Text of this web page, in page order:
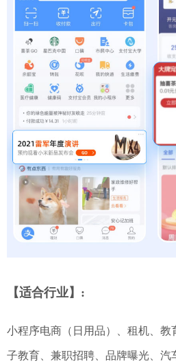
【适合行业】:
小程序电商（日用品）、租机、教
子教育、兼职招聘、品牌曝光、汽